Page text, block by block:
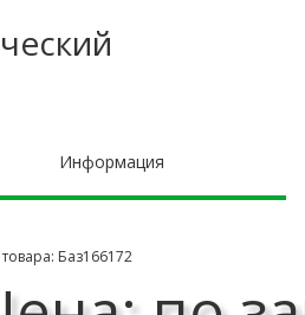
Информация
Баз166172